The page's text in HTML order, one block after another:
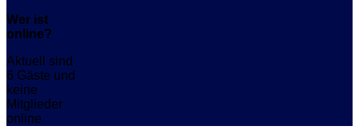
Wer ist
online?
Aktuell sind
6 Gäste und
keine
Mitglieder
online